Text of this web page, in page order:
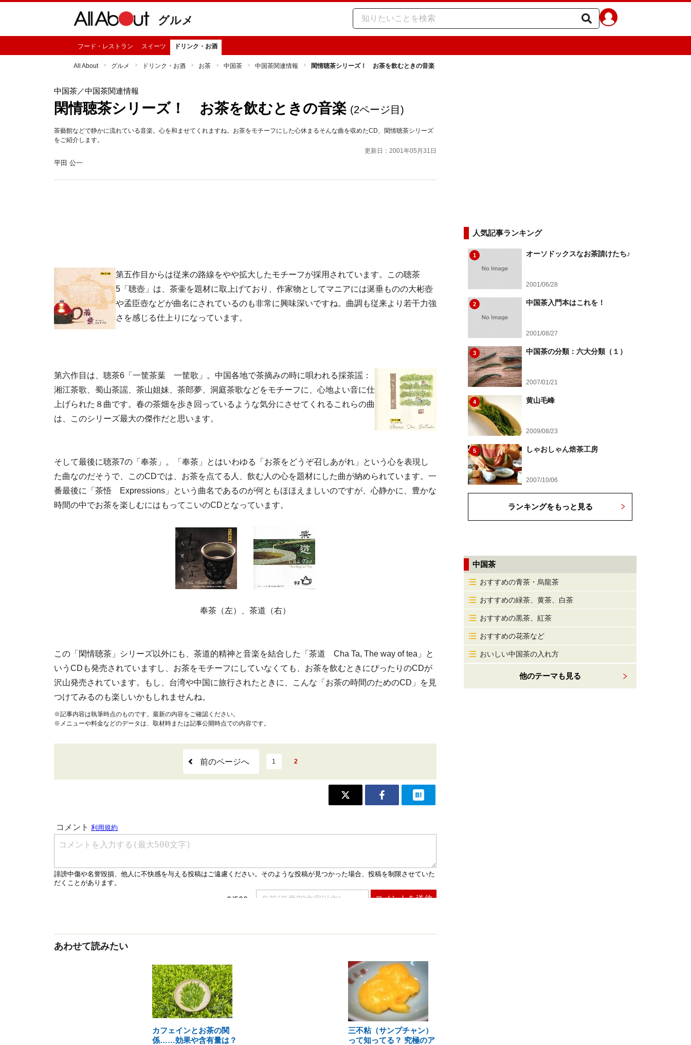
グルメ
フード・レストラン スイーツ ドリンク・お酒
All About グルメ ドリンク・お酒 お茶 中国茶 中国茶関連情報 閑情聴茶シリーズ！ お茶を飲むときの音楽
中国茶／中国茶関連情報
閑情聴茶シリーズ！ お茶を飲むときの音楽 (2ページ目)
茶藝館などで静かに流れている音楽。心を和ませてくれますね。お茶をモチーフにした心休まるそんな曲を収めたCD、閑情聴茶シリーズ
をご紹介します。
更新日：2001年05月31日
平田 公一
第五作目からは従来の路線をやや拡大したモチーフが採用されています。この聴茶
5「聴壺」は、茶壷を題材に取上げており、作家物としてマニアには涎垂ものの大彬壺
や孟臣壺などが曲名にされているのも非常に興味深いですね。曲調も従来より若干力強
さを感じる仕上りになっています。
第六作目は、聴茶6「一筐茶葉 一筐歌」。中国各地で茶摘みの時に唄われる採茶謡：
湘江茶歌、蜀山茶謡、茶山姐妹、茶郎夢、洞庭茶歌などをモチーフに、心地よい音に仕
上げられた８曲です。春の茶畑を歩き回っているような気分にさせてくれるこれらの曲
は、このシリーズ最大の傑作だと思います。
そして最後に聴茶7の「奉茶」。「奉茶」とはいわゆる「お茶をどうぞ召しあがれ」という心を表現し
た曲なのだそうで、このCDでは、お茶を点てる人、飲む人の心を題材にした曲が納められています。一
番最後に「茶悟 Expressions」という曲名であるのが何ともほほえましいのですが、心静かに、豊かな
時間の中でお茶を楽しむにはもってこいのCDとなっています。
奉茶（左）、茶道（右）
この「閑情聴茶」シリーズ以外にも、茶道的精神と音楽を結合した「茶道 Cha Ta, The way of tea」と
いうCDも発売されていますし、お茶をモチーフにしていなくても、お茶を飲むときにぴったりのCDが
沢山発売されています。もし、台湾や中国に旅行されたときに、こんな「お茶の時間のためのCD」を見
つけてみるのも楽しいかもしれませんね。
※記事内容は執筆時点のものです。最新の内容をご確認ください。
※メニューや料金などのデータは、取材時または記事公開時点での内容です。
前のページへ 1 2
あわせて読みたい
カフェインとお茶の関
係……効果や含有量は？
三不粘（サンプチャン）
って知ってる？ 究極のア
人気記事ランキング
1 オーソドックスなお茶請けたち♪
2001/06/28
2 中国茶入門本はこれを！
2001/08/27
3 中国茶の分類：六大分類（１）
2007/01/21
4 黄山毛峰
2009/08/23
5 しゃおしゃん焙茶工房
2007/10/06
ランキングをもっと見る
中国茶
おすすめの青茶・烏龍茶
おすすめの緑茶、黄茶、白茶
おすすめの黒茶、紅茶
おすすめの花茶など
おいしい中国茶の入れ方
他のテーマも見る